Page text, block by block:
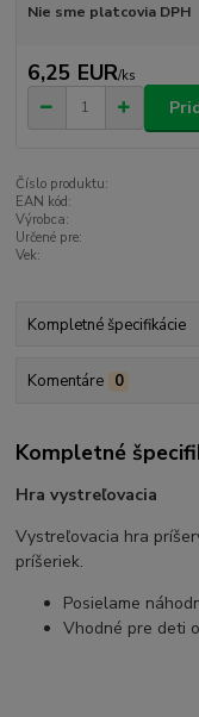
Nie sme platcovia DPH
6,25 EUR/ks
Číslo produktu:
EAN kód:
Výrobca:
Určené pre:
Vek:
Kompletné špecifikácie
Komentáre 0
Kompletné
Hra vystreľovacia
Vystreľovacia hra
príšeriek.
Posielame
Vhodné pre deti